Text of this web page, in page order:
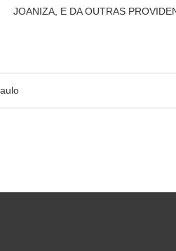
JOANIZA, E DA OUTRAS